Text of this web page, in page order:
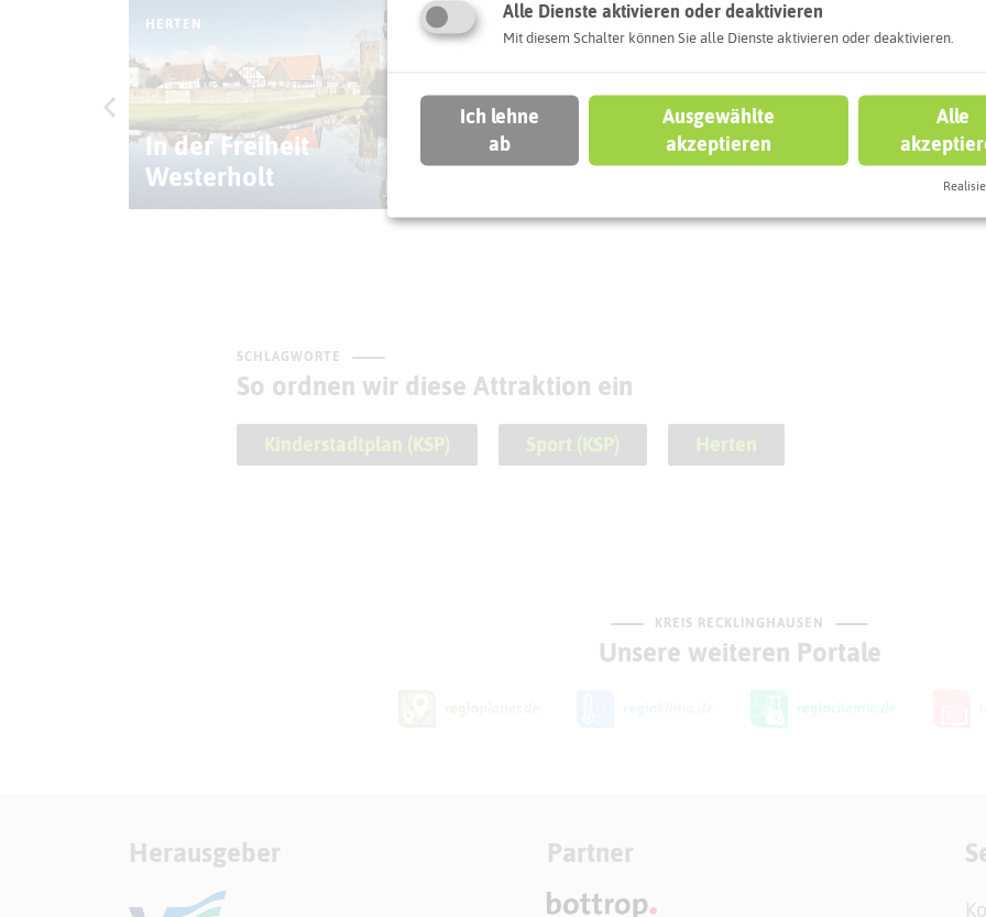
HERTEN
In der Freiheit
Westerholt
HERTEN
Freiwillige
Feuerwehr
SCHLAGWORTE
So ordnen wir diese Attraktion ein
Kinderstadtplan (KSP) Sport (KSP) Herten
KREIS RECKLINGHAUSEN
Unsere weiteren Portale
Herausgeber Partner
Alle Dienste aktivieren oder deaktivieren
Mit diesem Schalter können Sie alle Dienste aktivieren oder deaktivieren.
Ich lehne
ab
Ausgewählte
akzeptieren
Alle